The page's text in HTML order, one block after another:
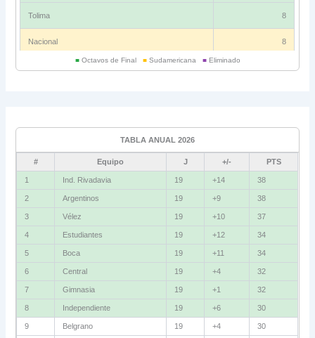
Tolima 8
Nacional 8
Bolívar 5
La Guaira
Grupo D
U. Católica
Cruzeiro 11
Boca Jrs.
Barcelona SC
■Octavos de Final ■Sudamericana ■Eliminado
TABLA ANUAL 2026
# Equipo J +/- PTS
1 Ind. Rivadavia 19 +14 38
2 Argentinos 19 +9 38
3 Vélez 19 +10 37
4 Estudiantes 19 +12 34
5 Boca 19 +11 34
6 Central 19 +4 32
7 Gimnasia 19 +1 32
8 Independiente 19 +6 30
9 Belgrano 19 +4 30